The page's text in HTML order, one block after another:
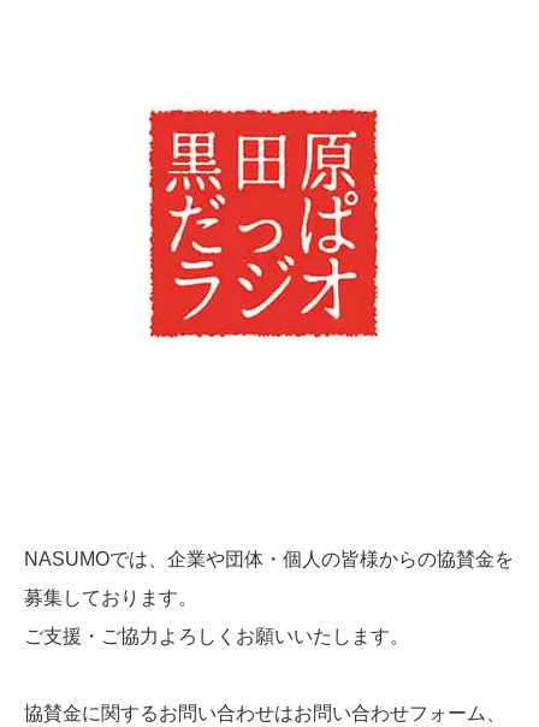
NASUMOでは、企業や団体・個人の皆様からの協賛金を
募集しております。
ご支援・ご協力よろしくお願いいたします。
協賛金に関するお問い合わせはお問い合わせフォーム、